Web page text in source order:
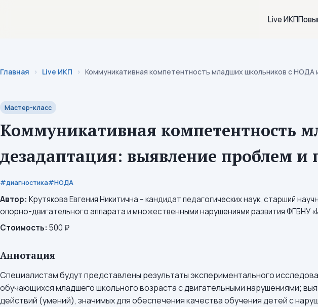
Live ИКП
Главная Live ИКП Коммуникативная компетентность младших школьников с НОДА
Мастер-класс
Коммуникативная компетентность
дезадаптация: выявление проблем и
#диагностика#НОДА
Автор: Крутякова Евгения Никитична – кандидат педагогических наук, старший
опорно-двигательного аппарата и множественными нарушениями развития ФГБНУ
Стоимость: 500 ₽
Аннотация
Специалистам будут представлены результаты экспериментального
обучающихся младшего школьного возраста с двигательными нарушениями;
действий (умений), значимых для обеспечения качества обучения детей с